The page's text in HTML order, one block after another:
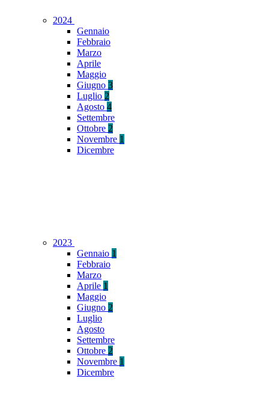
2024
Gennaio
Febbraio
Marzo
Aprile
Maggio
Giugno 3
Luglio 2
Agosto 4
Settembre
Ottobre 2
Novembre 1
Dicembre
2023
Gennaio 1
Febbraio
Marzo
Aprile 1
Maggio
Giugno 2
Luglio
Agosto
Settembre
Ottobre 2
Novembre 1
Dicembre